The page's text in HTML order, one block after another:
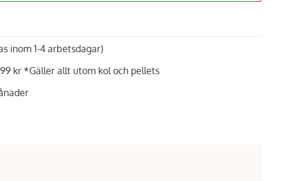
inom 1-4 arbetsdagar)
kr *Gäller allt utom kol och pellets